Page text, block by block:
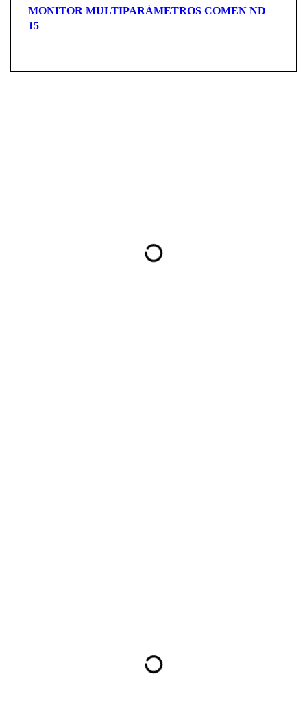
MONITOR MULTIPARÁMETROS COMEN ND
15